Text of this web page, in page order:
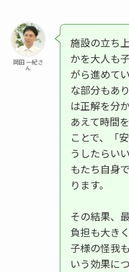
岡田 一紀さ
ん
施設の立ち
かを大人も
がら進めて
な部分もあ
は正解を分
あえて時間
ことで、「
うしたらい
もたち自身
ります。
その結果、
負担も大き
子様の怪我
いう効果に